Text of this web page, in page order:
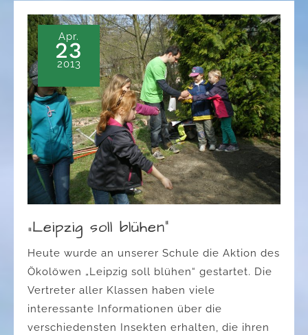
Apr.
23
2013
„Leipzig soll blühen“
Heute wurde an unserer Schule die Aktion des
Ökolöwen „Leipzig soll blühen“ gestartet. Die
Vertreter aller Klassen haben viele
interessante Informationen über die
verschiedensten Insekten erhalten, die ihren